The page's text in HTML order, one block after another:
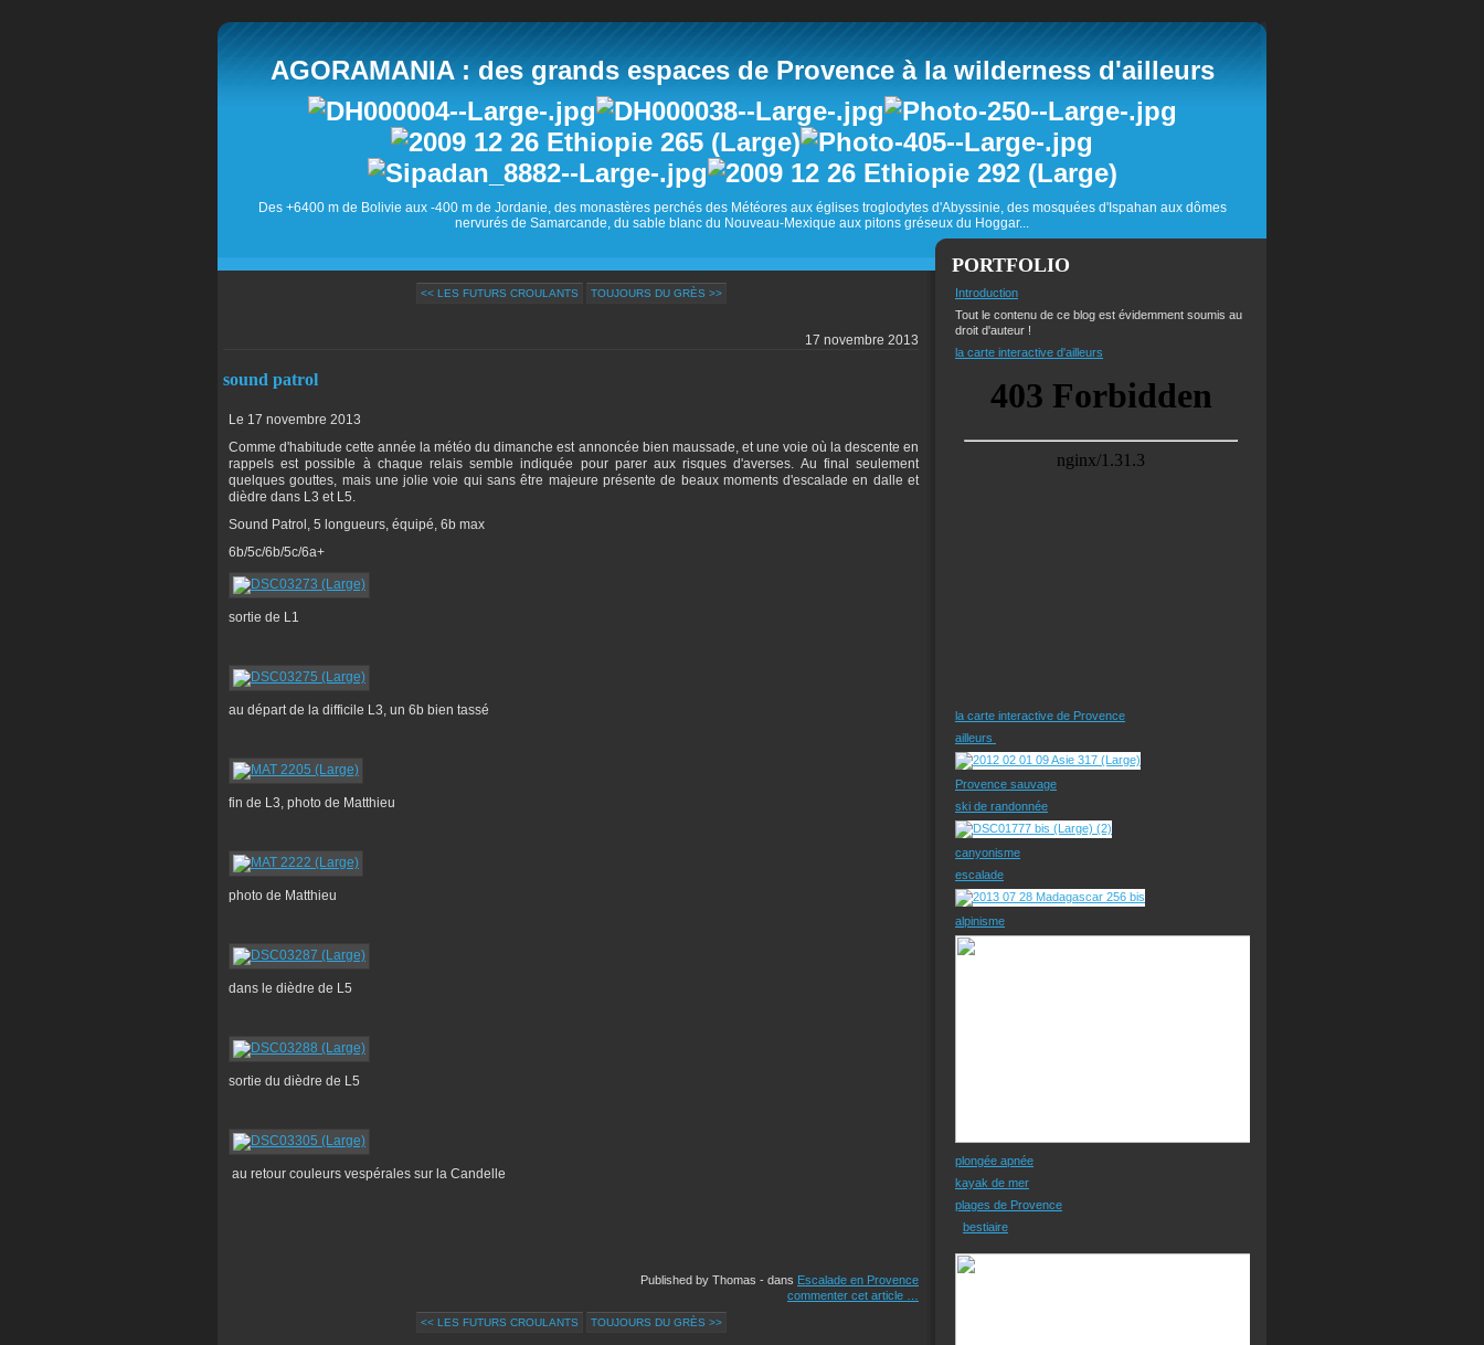
AGORAMANIA : des grands espaces de Provence à la wilderness d'ailleurs
Des +6400 m de Bolivie aux -400 m de Jordanie, des monastères perchés des Météores aux églises troglodytes d'Abyssinie, des mosquées d'Ispahan aux dômes
nervurés de Samarcande, du sable blanc du Nouveau-Mexique aux pitons gréseux du Hoggar...
<< LES FUTURS CROULANTS TOUJOURS DU GRÈS >>
17 novembre 2013
sound patrol
Le 17 novembre 2013
Comme d'habitude cette année la météo du dimanche est annoncée bien maussade, et une voie où la descente en
rappels est possible à chaque relais semble indiquée pour parer aux risques d'averses. Au final seulement
quelques gouttes, mais une jolie voie qui sans être majeure présente de beaux moments d'escalade en dalle et
dièdre dans L3 et L5.
Sound Patrol, 5 longueurs, équipé, 6b max
6b/5c/6b/5c/6a+
sortie de L1
au départ de la difficile L3, un 6b bien tassé
fin de L3, photo de Matthieu
photo de Matthieu
dans le dièdre de L5
sortie du dièdre de L5
au retour couleurs vespérales sur la Candelle
Published by Thomas - dans Escalade en Provence
commenter cet article
<< LES FUTURS CROULANTS TOUJOURS DU GRÈS >>
PORTFOLIO
Introduction
Tout le contenu de ce blog est évidemment soumis au
droit d'auteur !
la carte interactive d'ailleurs
la carte interactive de Provence
ailleurs
Provence sauvage
ski de randonnée
canyonisme
escalade
alpinisme
plongée apnée
kayak de mer
plages de Provence
bestiaire